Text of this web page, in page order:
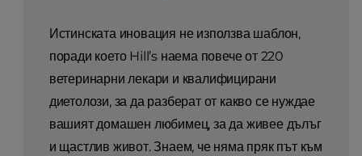
Истинската иновация не използва шаблон,
поради което Hill’s наема повече от 220
ветеринарни лекари и квалифицирани
диетолози, за да разберат от какво се нуждае
вашият домашен любимец, за да живее дълъг
и щастлив живот. Знаем, че няма пряк път към